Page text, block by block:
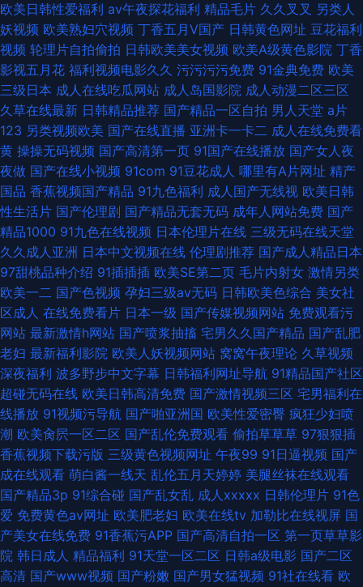
欧美日韩性爱福利 av午夜探花福利 精品毛片 久久叉叉 另类人
妖视频 欧美熟妇穴视频 丁香五月V国产 日韩黄色网址 豆花福利
视频 轮理片自拍偷拍 日韩欧美美女视频 欧美A级黄色影院 丁香
影视五月花 福利视频电影久久 污污污污免费 91金典免费 欧美
三级日本 成人在线吃瓜网站 成人岛国影院 成人动漫二区三区
久草在线最新 日韩精品推荐 国产精品一区自拍 男人天堂 a片
123 另类视频欧美 国产在线直播 亚洲卡一卡二 成人在线免费看
黄 操操无码视频 国产高清第一页 91国产在线播放 国产女人夜
夜做 国产在线小视频 91com 91豆花成人 哪里有A片网址 精产
国品 香蕉视频国产精品 91九色福利 成人国产无线视 欧美日韩
性生活片 国产伦理剧 国产精品无套无码 成年人网站免费 国产
精品1000 91九色在线视频 日本伦理片在线 三级无码在线天堂
久久成人亚洲 日本中文视频在线 伦理剧推荐 国产成人精品日本
97甜桃品种介绍 91插插插 欧美SE第二页 毛片内射女 激情另类
欧美一二 国产色视频 孕妇三级av无码 日韩欧美色综合 美女社
区成人 在线免费看片 日本一级 国产传媒视频网站 免费观看污
网站 最新激情h网站 国产喷浆抽搐 宅男久久国产精品 国产乱肥
老妇 最新福利影院 欧美人妖视频网站 窝窝午夜理论 久草视频
深夜福利 波多野步中文字幕 日韩福利网址导航 91精品国产社区
超碰无码在线 欧美日韩高清免费 国产激情视频三区 宅男福利在
线播放 91视频污导航 国产啪亚洲国 欧美性爱密臀 疯狂少妇喷
潮 欧美肏屄一区二区 国产乱伦免费观看 偷拍草草草 97狠狠插
香蕉视频下载污版 三级黄色视频网址 午夜99 91日逼视频 国产
成在线观看 萌白酱一线天 乱伦五月天婷婷 美腿丝袜在线观看
国产精品3p 91综合碰 国产乱女乱 成人xxxxx 日韩伦理片 91色
爱 免费黄色av网址 欧美肥老妇 欧美在线tv 加勒比在线视屏 国
产美女在线免费 91香蕉污APP 国产高清自拍一区 第一页草草影
院 韩日成人 精品福利 91天堂一区二区 日韩a级电影 国产二区
高清 国产www视频 国产粉嫩 国产男女猛视频 91社在线看 欧